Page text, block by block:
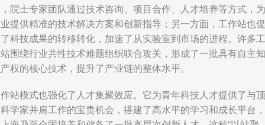
院士专家团队通过技术咨询、项目合作、人才培养等方式，为
提供精准的技术解决方案和创新指导；另一方面，工作站也促
科技成果的转移转化，加速了从实验室到市场的进程。许多工
围绕行业共性技术难题组织联合攻关，形成了一批具有自主知
权的核心技术，提升了产业链的整体水平。
站模式也强化了人才集聚效应。它为青年科技人才提供了与顶
学家并肩工作的宝贵机会，搭建了高水平的学习和成长平台，